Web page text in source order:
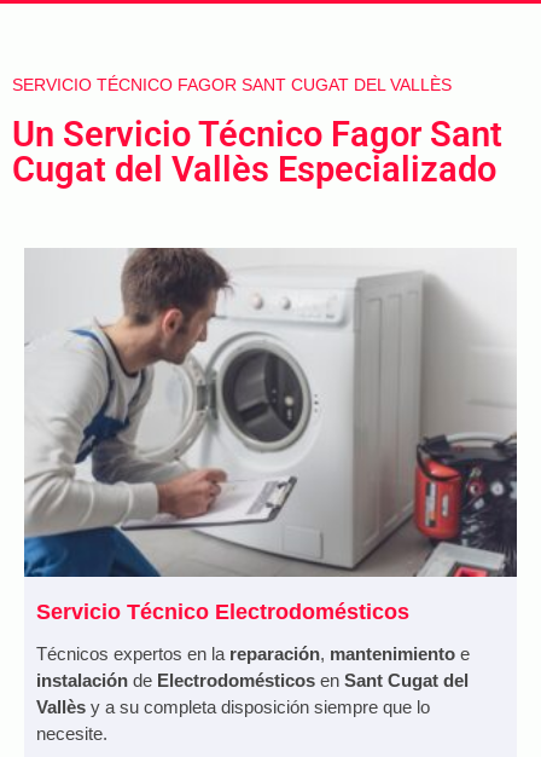
SERVICIO TÉCNICO FAGOR SANT CUGAT DEL VALLÈS
Un Servicio Técnico Fagor Sant
Cugat del Vallès Especializado
Servicio Técnico Electrodomésticos
Técnicos expertos en la reparación, mantenimiento e
instalación de Electrodomésticos en Sant Cugat del
Vallès y a su completa disposición siempre que lo
necesite.